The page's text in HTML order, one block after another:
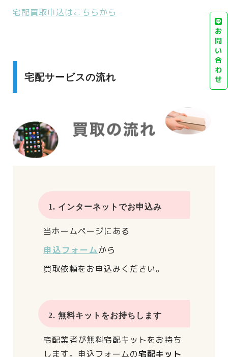
宅配買取申込はこちらから
宅配サービスの流れ
1. インターネットでお申込み
当ホームページにある
申込フォームから
買取依頼をお申込みください。
2. 無料キットをお持ちします
宅配業者が無料宅配キットをお持ち
します。 申込フォームの宅配キット
お
問
い
合
わ
せ